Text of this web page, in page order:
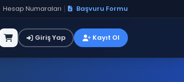
Hesap Numaraları Başvuru Formu
Giriş Yap Kayıt Ol